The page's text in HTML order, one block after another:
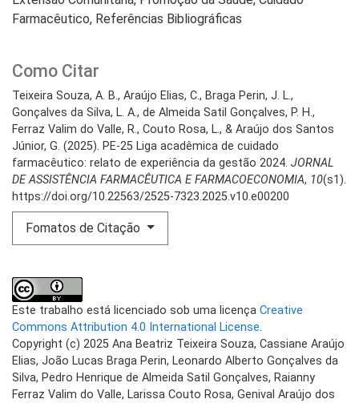
Farmacêutico Referências Bibliográficas
Como Citar
Teixeira Souza, A. B., Araújo Elias, C., Braga Perin, J. L.,
Gonçalves da Silva, L. A., de Almeida Satil Gonçalves, P. H.,
Ferraz Valim do Valle, R., Couto Rosa, L., & Araújo dos Santos
Júnior, G. (2025). PE-25 Liga acadêmica de cuidado
farmacêutico: relato de experiência da gestão 2024. JORNAL
DE ASSISTÊNCIA FARMACÊUTICA E FARMACOECONOMIA, 10(s1).
https://doi.org/10.22563/2525-7323.2025.v10.e00200
Fomatos de Citação
Este trabalho está licenciado sob uma licença Creative
Commons Attribution 4.0 International License.
Copyright (c) 2025 Ana Beatriz Teixeira Souza, Cassiane Araújo
Elias, João Lucas Braga Perin, Leonardo Alberto Gonçalves da
Silva, Pedro Henrique de Almeida Satil Gonçalves, Raianny
Ferraz Valim do Valle, Larissa Couto Rosa, Genival Araújo dos